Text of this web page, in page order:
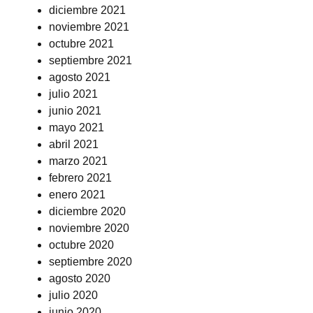
diciembre 2021
noviembre 2021
octubre 2021
septiembre 2021
agosto 2021
julio 2021
junio 2021
mayo 2021
abril 2021
marzo 2021
febrero 2021
enero 2021
diciembre 2020
noviembre 2020
octubre 2020
septiembre 2020
agosto 2020
julio 2020